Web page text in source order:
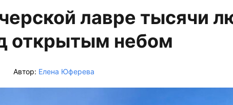
лавре тысячи
открытым небом
Автор: Елена Юферева